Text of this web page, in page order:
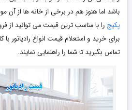
باشد اما هنوز هم در برخی از خانه ها از آن
پکیج را با مناسب ترین قیمت می توانید از
برای خرید و استعلام قیمت انواع رادیاتور
تماس بگیرید تا شما را راهنمایی نمایند.